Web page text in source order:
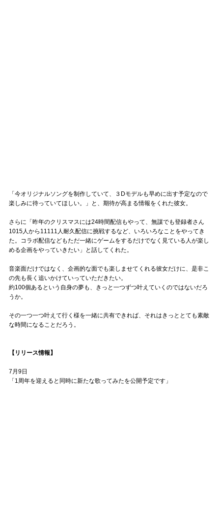
「今オリジナルソングを制作していて、３Dモデルも早めに出す予定なので
楽しみに待っていてほしい。」と、期待が高まる情報をくれた彼女。
さらに「昨年のクリスマスには24時間配信もやって、無謀でも登録者さん
1015人から11111人耐久配信に挑戦するなど、いろいろなことをやってき
た。コラボ配信などもただ一緒にゲームをするだけでなく見ている人が楽し
める企画をやっていきたい」と話してくれた。
音楽面だけではなく、企画的な面でも楽しませてくれる彼女だけに、是非こ
の先も長く追いかけていっていただきたい。
約100個あるという自身の夢も、きっと一つずつ叶えていくのではないだろ
うか。
その一つ一つ叶えて行く様を一緒に共有できれば、それはきっととても素敵
な時間になることだろう。
【リリース情報】
7月9日
「1周年を迎えると同時に新たな歌ってみたを公開予定です」